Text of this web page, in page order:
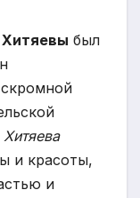
Хитяевы был
Хитяева
и красоты,
и